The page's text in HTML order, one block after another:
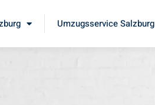
Umzugsservice Salzburg